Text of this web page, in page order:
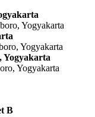
Yogyakarta
Yogyakarta
Yogyakarta
Yogyakarta
B